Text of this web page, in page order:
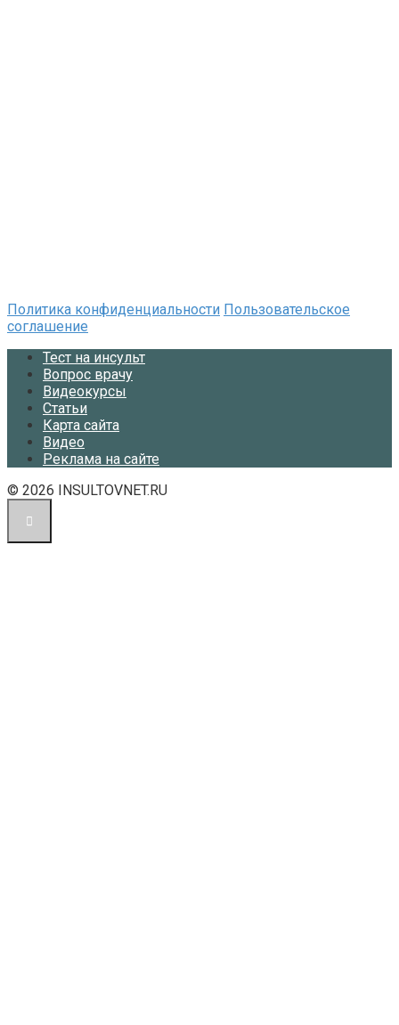
Политика конфиденциальности Пользовательское
соглашение
Тест на инсульт
Вопрос врачу
Видеокурсы
Статьи
Карта сайта
Видео
Реклама на сайте
© 2026 INSULTOVNET.RU